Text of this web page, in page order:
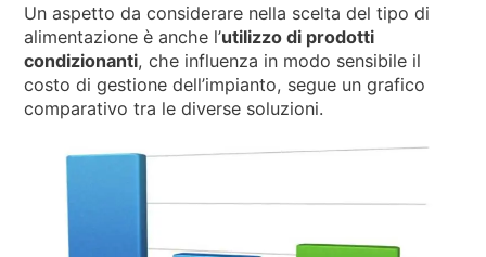
Un aspetto da considerare nella scelta del tipo di
alimentazione è anche l’utilizzo di prodotti
condizionanti, che influenza in modo sensibile il
costo di gestione dell’impianto, segue un grafico
comparativo tra le diverse soluzioni.